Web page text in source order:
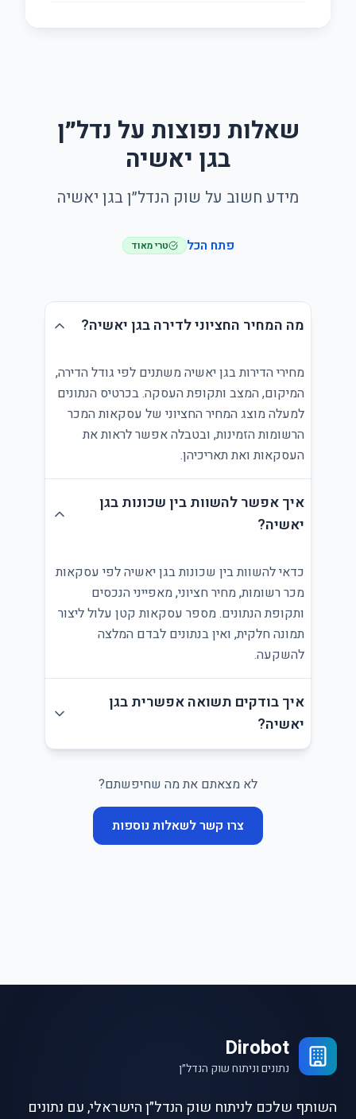
שאלות נפוצות על נדל״ן
בגן יאשיה
מידע חשוב על שוק הנדל״ן בגן יאשיה
פתח הכל טרי מאוד
מה המחיר החציוני לדירה בגן יאשיה?
מחירי הדירות בגן יאשיה משתנים לפי גודל הדירה,
המיקום, המצב ותקופת העסקה. בכרטיס הנתונים
למעלה מוצג המחיר החציוני של עסקאות המכר
הרשומות הזמינות, ובטבלה אפשר לראות את
העסקאות ואת תאריכיהן.
איך אפשר להשוות בין שכונות בגן
יאשיה?
כדאי להשוות בין שכונות בגן יאשיה לפי עסקאות
מכר רשומות, מחיר חציוני, מאפייני הנכסים
ותקופת הנתונים. מספר עסקאות קטן עלול ליצור
תמונה חלקית, ואין בנתונים לבדם המלצה
להשקעה.
איך בודקים תשואה אפשרית בגן
יאשיה?
לא מצאתם את מה שחיפשתם?
צרו קשר לשאלות נוספות
Dirobot
נתונים וניתוח שוק הנדל״ן
השותף שלכם לניתוח שוק הנדל״ן הישראלי, עם נתונים